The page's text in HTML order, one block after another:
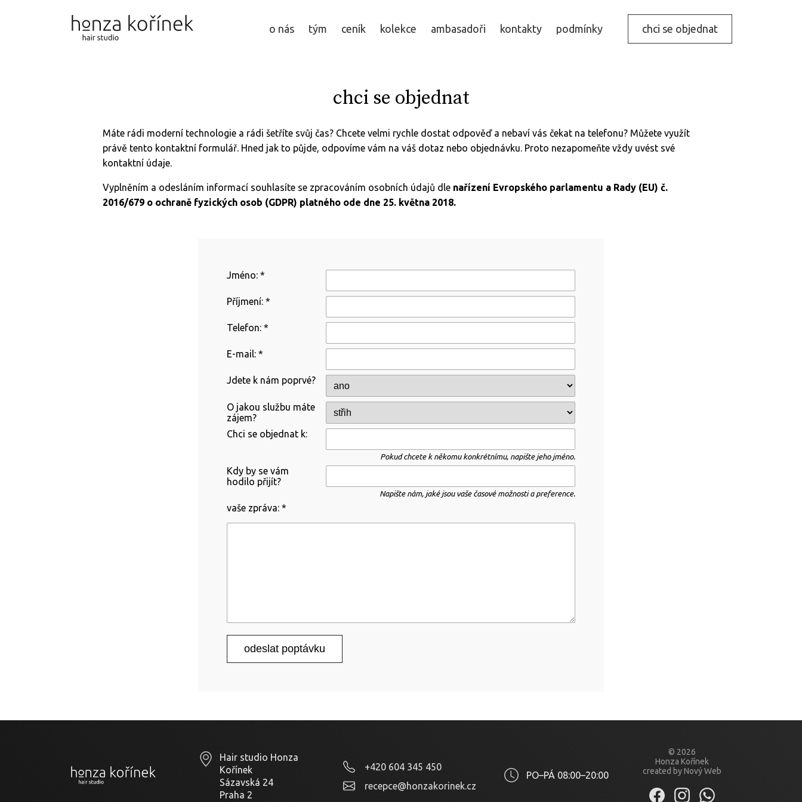
o nás tým ceník kolekce ambasadoři kontakty podmínky chci se objednat
chci se objednat
Máte rádi moderní technologie a rádi šetříte svůj čas? Chcete velmi rychle dostat odpověď a nebaví vás čekat na telefonu? Můžete využít
právě tento kontaktní formulář. Hned jak to půjde, odpovíme vám na váš dotaz nebo objednávku. Proto nezapomeňte vždy uvést své
kontaktní údaje.
Vyplněním a odesláním informací souhlasíte se zpracováním osobních údajů dle nařízení Evropského parlamentu a Rady (EU) č.
2016/679 o ochraně fyzických osob (GDPR) platného ode dne 25. května 2018.
Jméno: *
Příjmení: *
Telefon: *
E-mail: *
Jdete k nám poprvé?
O jakou službu máte
zájem?
Chci se objednat k:
Pokud chcete k někomu konkrétnímu, napište jeho jméno.
Kdy by se vám
hodilo přijít?
Napište nám, jaké jsou vaše časové možnosti a preference.
vaše zpráva: *
Hair studio Honza
Kořínek
Sázavská 24
Praha 2
+420 604 345 450
recepce@honzakorinek.cz
PO–PÁ 08:00–20:00
© 2026
Honza Kořínek
created by Nový Web